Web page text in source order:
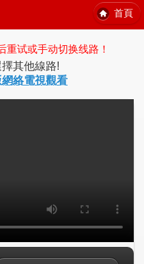
首頁
重试或手动切换线路！
其他線路!
絡電視觀看